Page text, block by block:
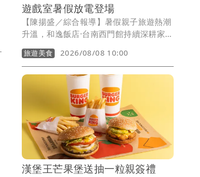
遊戲室暑假放電登場
【陳揚盛／綜合報導】暑假親子旅遊熱潮
升溫，和逸飯店·台南西門館持續深耕家庭
旅遊市場，憑藉貼近親子需求的多元設施
與友善服務，再度獲得雄獅旅遊「最懂你
的親子友善飯店」肯定，榮獲「育兒友善
獎」。今年暑假，飯店全新打造以府城文
化為靈感的室內遊戲空間「和逸囡仔
埕」，並推出「FUN暑假 1+1放電趣」套
票與「雙樂園放電大冒險」住房專案，讓
親子家庭不受天候限制，輕鬆安排寓教於
樂的台南親子假期。
旅遊美食 2026/08/08 10:00
漢堡王芒果堡送抽一粒親簽禮